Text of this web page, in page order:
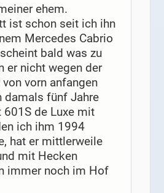
ehem.
ist schon seit ich ihn
Mercedes Cabrio
bald was zu
er nicht wegen der
vorn anfangen
damals fünf Jahre
601S de Luxe mit
ich ihm 1994
hat er mittlerweile
mit Hecken
immer noch im Hof